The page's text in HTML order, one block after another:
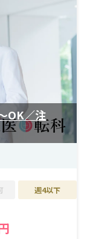
ルが整ってお
にサポートし
施術領域を広
ます。
が見込め、
休など、安心
アクセスの良い
さも魅力のひと
OK／注
週4以下